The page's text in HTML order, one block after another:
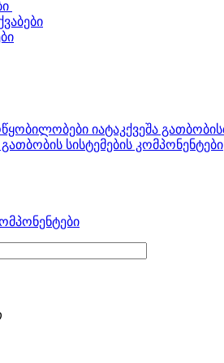
იატაკქვეშა
გათბობის სისტემების კომპონენტები